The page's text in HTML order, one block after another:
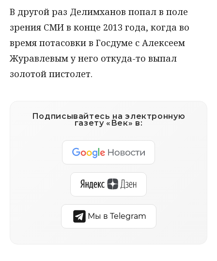
В другой раз Делимханов попал в поле
зрения СМИ в конце 2013 года, когда во
время потасовки в Госдуме с Алексеем
Журавлевым у него откуда-то выпал
золотой пистолет.
Подписывайтесь на электронную
газету «Век» в:
Мы в Telegram